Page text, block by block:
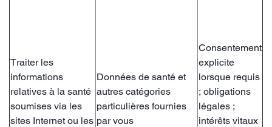
Traiter les
informations
relatives à la santé
soumises via les
sites Internet ou les
Données de santé et
autres catégories
particulières fournies
par vous
Consentement
explicite
lorsque requis
; obligations
légales ;
intérêts vitaux